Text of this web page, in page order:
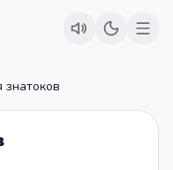
знатоков